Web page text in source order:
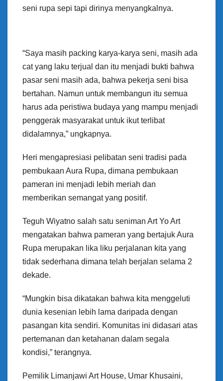
seni rupa sepi tapi dirinya menyangkalnya.
“Saya masih packing karya-karya seni, masih ada
cat yang laku terjual dan itu menjadi bukti bahwa
pasar seni masih ada, bahwa pekerja seni bisa
bertahan. Namun untuk membangun itu semua
harus ada peristiwa budaya yang mampu menjadi
penggerak masyarakat untuk ikut terlibat
didalamnya,” ungkapnya.
Heri mengapresiasi pelibatan seni tradisi pada
pembukaan Aura Rupa, dimana pembukaan
pameran ini menjadi lebih meriah dan
memberikan semangat yang positif.
Teguh Wiyatno salah satu seniman Art Yo Art
mengatakan bahwa pameran yang bertajuk Aura
Rupa merupakan lika liku perjalanan kita yang
tidak sederhana dimana telah berjalan selama 2
dekade.
“Mungkin bisa dikatakan bahwa kita menggeluti
dunia kesenian lebih lama daripada dengan
pasangan kita sendiri. Komunitas ini didasari atas
pertemanan dan ketahanan dalam segala
kondisi,” terangnya.
Pemilik Limanjawi Art House, Umar Khusaini,